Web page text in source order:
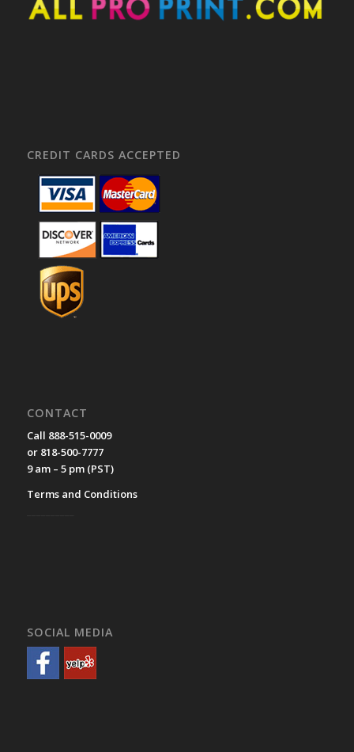
CREDIT CARDS ACCEPTED
CONTACT
Call 888-515-0009
or 818-500-7777
9 am – 5 pm (PST)
Terms and Conditions
SOCIAL MEDIA